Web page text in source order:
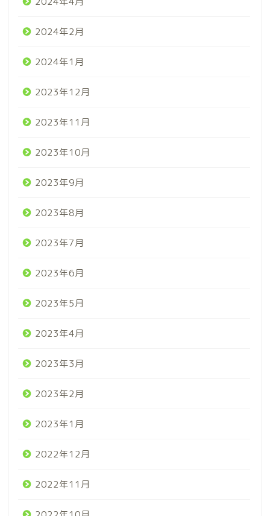
2024年2月
2024年1月
2023年12月
2023年11月
2023年10月
2023年9月
2023年8月
2023年7月
2023年6月
2023年5月
2023年4月
2023年3月
2023年2月
2023年1月
2022年12月
2022年11月